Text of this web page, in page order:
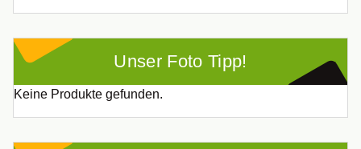
Unser Foto Tipp!
Keine Produkte gefunden.